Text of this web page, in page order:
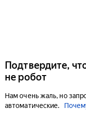
Подтвердите,
не робот
Нам очень жаль, но
автоматические.